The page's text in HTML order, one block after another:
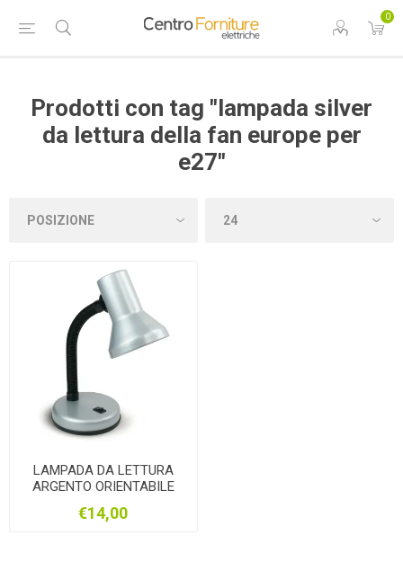
0
Prodotti con tag "lampada silver
da lettura della fan europe per
e27"
LAMPADA DA LETTURA
ARGENTO ORIENTABILE
€14,00